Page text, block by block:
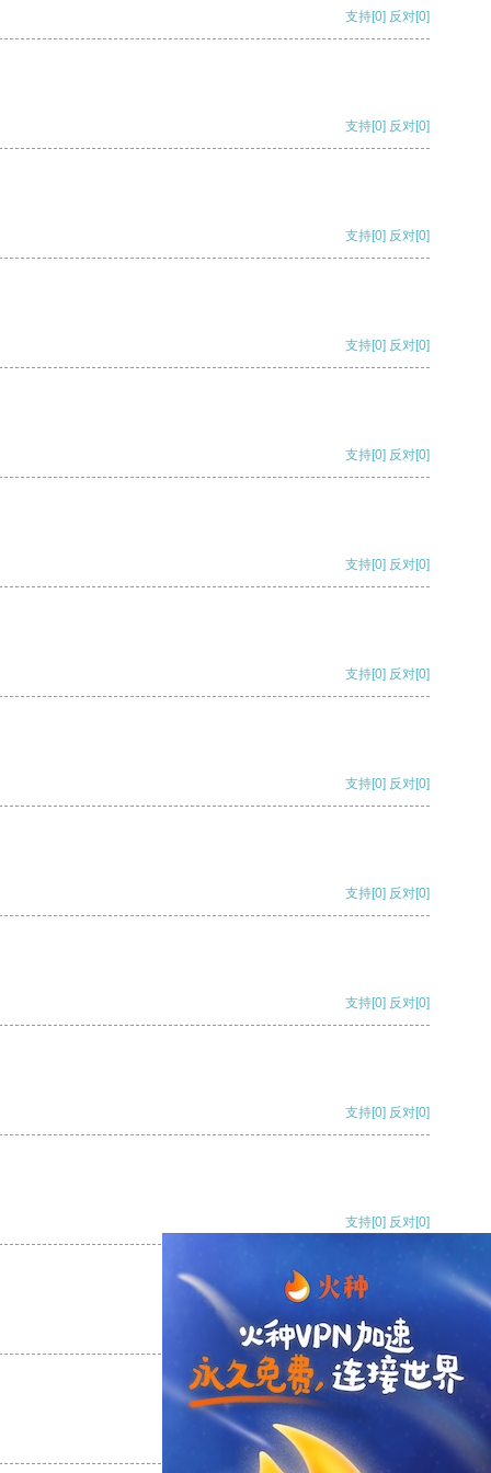
支持[0] 反对[0]
支持[0] 反对[0]
支持[0] 反对[0]
支持[0] 反对[0]
支持[0] 反对[0]
支持[0] 反对[0]
支持[0] 反对[0]
支持[0] 反对[0]
支持[0] 反对[0]
支持[0] 反对[0]
支持[0] 反对[0]
支持[0] 反对[0]
支持[0] 反对
支持